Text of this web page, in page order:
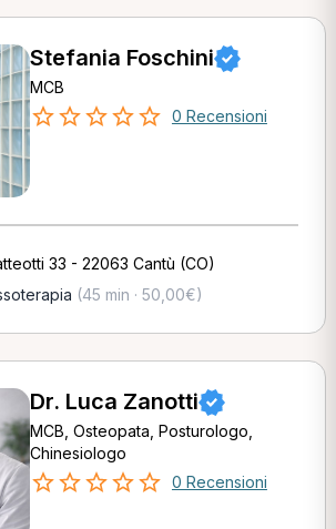
Stefania Foschini
MCB
0 Recensioni
33 - 22063 Cantù (CO)
(45 min · 50,00€)
Dr. Luca Zanotti
MCB, Osteopata, Posturologo,
Chinesiologo
0 Recensioni